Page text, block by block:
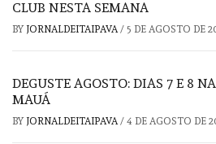
CLUB NESTA SEMANA
BY JORNALDEITAIPAVA/ 5 DE AGOSTO DE
DEGUSTE AGOSTO: DIAS 7 E 8
MAUÁ
BY JORNALDEITAIPAVA/ 4 DE AGOSTO DE